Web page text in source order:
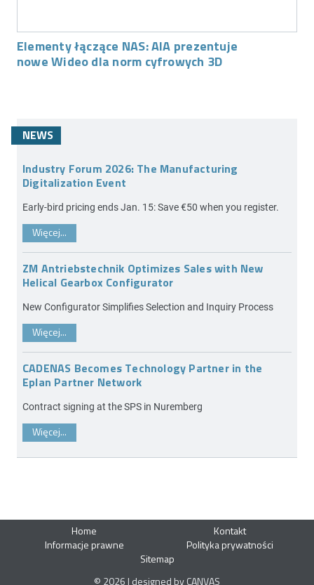
Elementy łączące NAS: AIA prezentuje
nowe Wideo dla norm cyfrowych 3D
NEWS
Industry Forum 2026: The Manufacturing
Digitalization Event
Early-bird pricing ends Jan. 15: Save €50 when you register.
Więcej...
ZM Antriebstechnik Optimizes Sales with New
Helical Gearbox Configurator
New Configurator Simplifies Selection and Inquiry Process
Więcej...
CADENAS Becomes Technology Partner in the
Eplan Partner Network
Contract signing at the SPS in Nuremberg
Więcej...
Home
Kontakt
Informacje prawne
Polityka prywatności
Sitemap
© 2026 | designed by CANVAS